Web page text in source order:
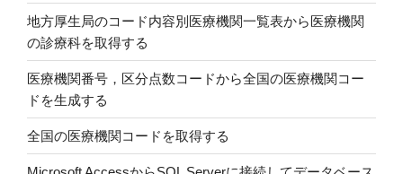
ル
を
表
現
す
る”
の
地方厚生局のコード内容別医療機関一覧表から医療機関
の診療科を取得する
医療機関番号，区分点数コードから全国の医療機関コー
ドを生成する
全国の医療機関コードを取得する